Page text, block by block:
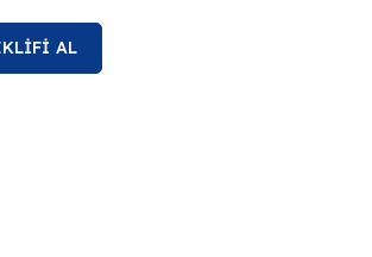
AL